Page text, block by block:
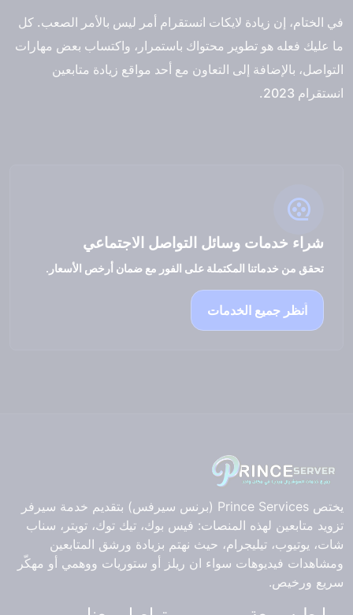
في الختام، إن زيادة لايكات انستقرام أمر ليس بالأمر الصعب. كل
ما عليك فعله هو تطوير محتواك باستمرار، واكتساب بعض مهارات
التواصل، بالإضافة إلى التعاون مع أحد مواقع زيادة متابعين
انستقرام 2023.
شراء خدمات وسائل التواصل الاجتماعي
تحقق من خدماتنا المكتملة على الفور مع ضمان أرخص الأسعار.
انظر جميع الخدمات
يختص Prince Services (برنس سيرفس) بتقديم خدمة سيرفر
تزويد متابعين لهذه المنصات: فيس بوك، تيك توك، تويتر، سناب
شات، يوتيوب، تيليجرام، حيث نهتم بزيادة ورشق المتابعين
ومشاهدات فيديوهات سواء ان ريلز أو ستوريات ووهمي أو مهكّر
سريع ورخيص.